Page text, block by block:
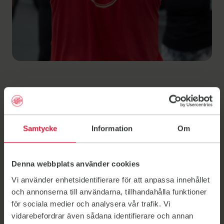
Samtycke Information Om
Denna webbplats använder cookies
Vi använder enhetsidentifierare för att anpassa innehållet
och annonserna till användarna, tillhandahålla funktioner
för sociala medier och analysera vår trafik. Vi
vidarebefordrar även sådana identifierare och annan
F&S Vänersborg
söker ledare och
värdar
Brinner du för träning och gemenskap och vill göra
skillnad på riktigt? Vi söker ideellt engagerade ledare
och värdar. Genom ditt engagemang kan du bidra till
en välkomnande, proffsig och prestigelös miljö för våra